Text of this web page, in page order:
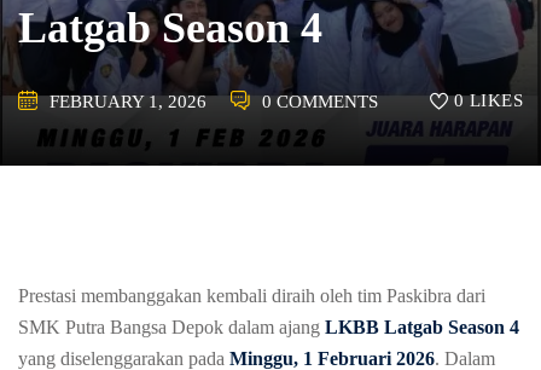
Latgab Season 4
FEBRUARY 1, 2026 0 COMMENTS 0LIKES
Prestasi membanggakan kembali diraih oleh tim Paskibra dari
SMK Putra Bangsa Depok dalam ajang LKBB Latgab Season 4
yang diselenggarakan pada Minggu, 1 Februari 2026. Dalam